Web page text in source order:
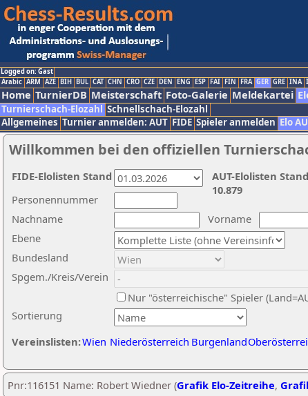
Logged on: Gast
Arabic ARM AZE BIH BUL CAT CHN CRO CZE DEN ENG ESP FAI FIN FRA GER GRE INA
Home TurnierDB Meisterschaft Foto-Galerie Meldekartei
Turnierschach-Elozahl Schnellschach-Elozahl
Allgemeines Turnier anmelden: AUT FIDE Spieler anmelden Elo
Willkommen bei den offiziellen
Nachname
Vorname
Ebene
Sortierung
Personennummer
Bundesland
Spgem./Kreis/Verein
Nur "österreichische" Spieler
Vereinslisten:Wien Niederösterreich Burgenland
AUT-Elolisten
10.879
FIDE-Elolisten Stand
Pnr:116151 Name: Robert Wiedner (Grafik Elo-Zeitreihe,